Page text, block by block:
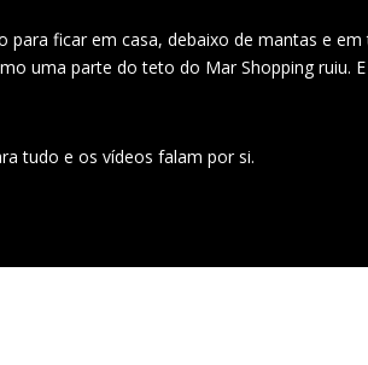
ficar em casa, debaixo de mantas e
uma parte do teto do Mar Shopping ruiu.
tudo e os vídeos falam por si.